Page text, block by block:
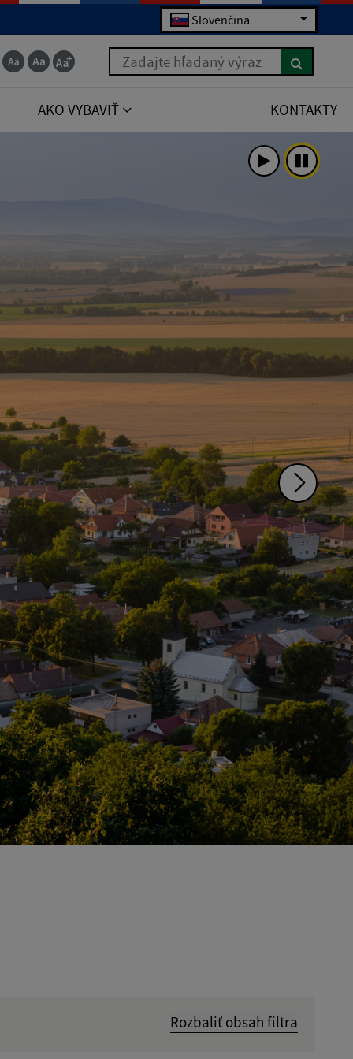
Slovenčina
Zadajte hľadaný výraz
AKO VYBAVIŤ KONTAKTY
Rozbaliť obsah filtra